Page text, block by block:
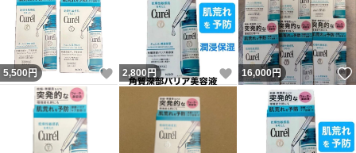
5,500円 いいね！
2,800円 いいね！
16,000円